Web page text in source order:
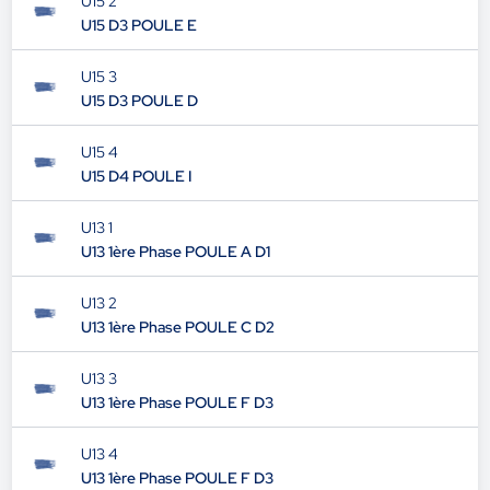
U15 D3 POULE E
U15 3
U15 D3 POULE D
U15 4
U15 D4 POULE I
U13 1
U13 1ère Phase POULE A D1
U13 2
U13 1ère Phase POULE C D2
U13 3
U13 1ère Phase POULE F D3
U13 4
U13 1ère Phase POULE F D3